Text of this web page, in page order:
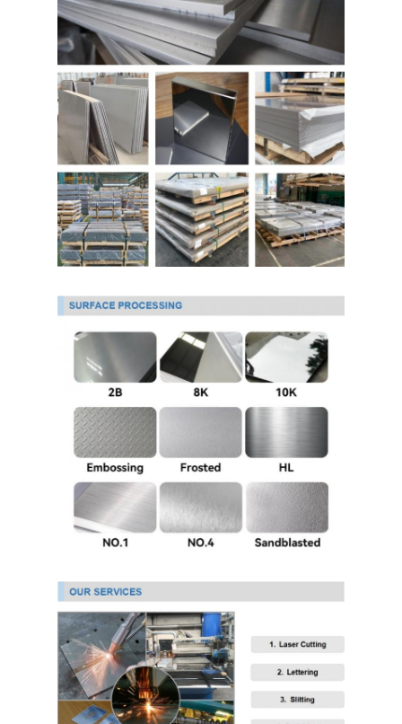
warmgewalst roestvrij staalblad
Warmgewalste Roestvrij staalrol
304 roestvrij staalplaat
304 roestvrij staalpijp
316L roestvrij staalplaat
316L roestvrijstalen buis
2205 Plaat van roestvrij staal
roestvrij staalbar
Aluminiummateriaal
Kopermateriaal
PPGI Gegalvaniseerde Staalrol